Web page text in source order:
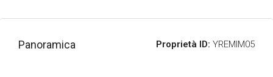
Panoramica Proprietà ID: YREMIM05